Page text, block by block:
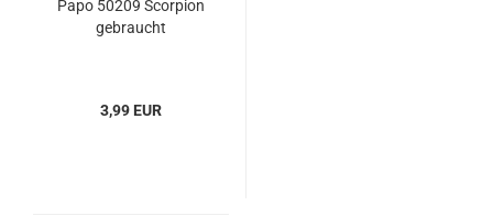
Papo 50209 Scorpion
gebraucht
3,99 EUR